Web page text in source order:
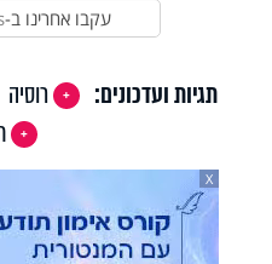
עקבו אחרינו ב-
תגיות ועדכונים: רוסיה
X